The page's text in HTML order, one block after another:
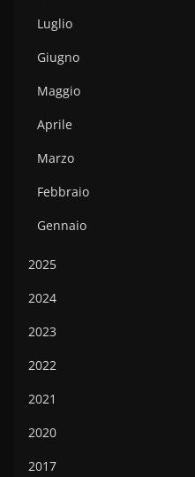
Luglio
Giugno
Maggio
Aprile
Marzo
Febbraio
Gennaio
2025
2024
2023
2022
2021
2020
2017